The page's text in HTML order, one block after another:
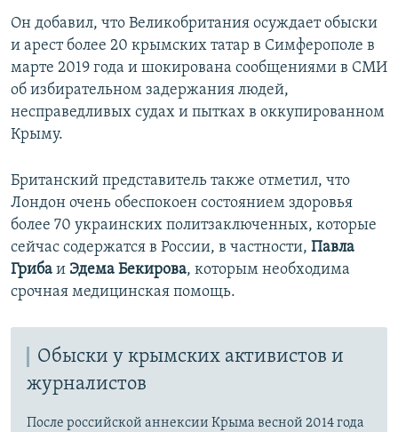
Он добавил, что Великобритания осуждает обыски
и арест более 20 крымских татар в Симферополе в
марте 2019 года и шокирована сообщениями в СМИ
об избирательном задержания людей,
несправедливых судах и пытках в оккупированном
Крыму.
Британский представитель также отметил, что
Лондон очень обеспокоен состоянием здоровья
более 70 украинских политзаключенных, которые
сейчас содержатся в России, в частности, Павла
Гриба и Эдема Бекирова, которым необходима
срочная медицинская помощь.
Обыски у крымских активистов и
журналистов
После российской аннексии Крыма весной 2014 года